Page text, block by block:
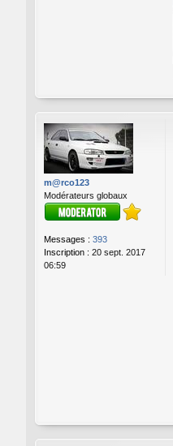
m@rco123
Modérateurs globaux
Messages : 393
Inscription : 20 sept. 2017
06:59